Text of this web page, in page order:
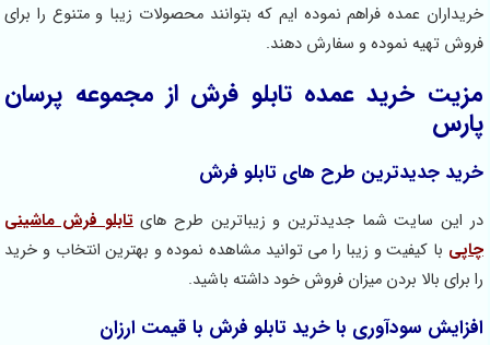
خریداران عمده فراهم نموده ایم که بتوانند محصولات زیبا و متنوع را برای
فروش تهیه نموده و سفارش دهند.
مزیت خرید عمده تابلو فرش از مجموعه پرسان
پارس
خرید جدیدترین طرح های تابلو فرش
در این سایت شما جدیدترین و زیباترین طرح هایتابلو فرش ماشینی
چاپی با کیفیت و زیبا را می توانید مشاهده نموده و بهترین انتخاب و خرید
را برای بالا بردن میزان فروش خود داشته باشید.
افزایش سودآوری با خرید تابلو فرش با قیمت ارزان